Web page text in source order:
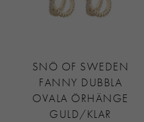
SNÖ OF SWEDEN
FANNY DUBBLA
OVALA ÖRHÄNGE
GULD/KLAR